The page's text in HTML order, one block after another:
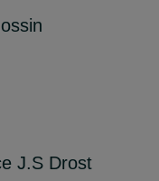
J.S Drost